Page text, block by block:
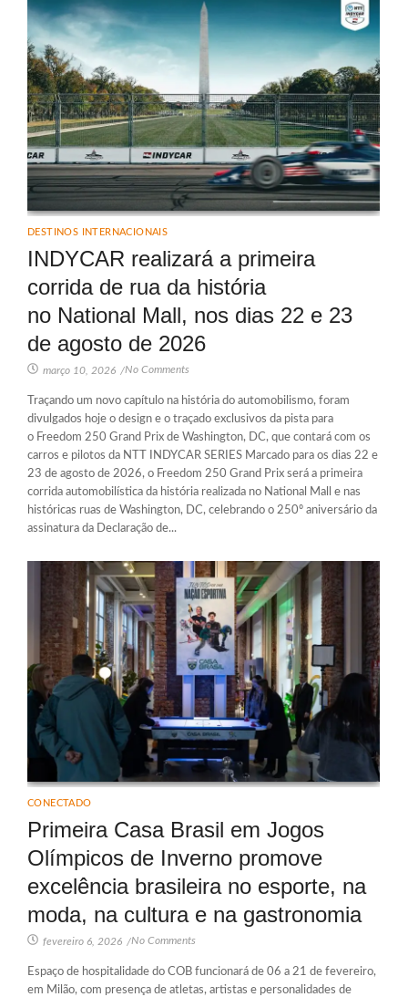
DESTINOS INTERNACIONAIS
INDYCAR realizará a primeira
corrida de rua da história
no National Mall, nos dias 22 e 23
de agosto de 2026
março 10, 2026 /No Comments
Traçando um novo capítulo na história do automobilismo, foram
divulgados hoje o design e o traçado exclusivos da pista para
o Freedom 250 Grand Prix de Washington, DC, que contará com os
carros e pilotos da NTT INDYCAR SERIES Marcado para os dias 22 e
23 de agosto de 2026, o Freedom 250 Grand Prix será a primeira
corrida automobilística da história realizada no National Mall e nas
históricas ruas de Washington, DC, celebrando o 250º aniversário da
assinatura da Declaração de...
CONECTADO
Primeira Casa Brasil em Jogos
Olímpicos de Inverno promove
excelência brasileira no esporte, na
moda, na cultura e na gastronomia
fevereiro 6, 2026 /No Comments
Espaço de hospitalidade do COB funcionará de 06 a 21 de fevereiro,
em Milão, com presença de atletas, artistas e personalidades de